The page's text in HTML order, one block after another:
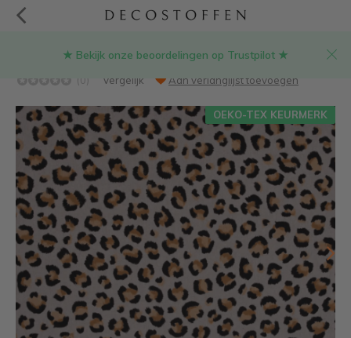
★ Bekijk onze beoordelingen op Trustpilot ★
Panterprint linnenlook stof
(0) Vergelijk Aan verlanglijst toevoegen
OEKO-TEX KEURMERK